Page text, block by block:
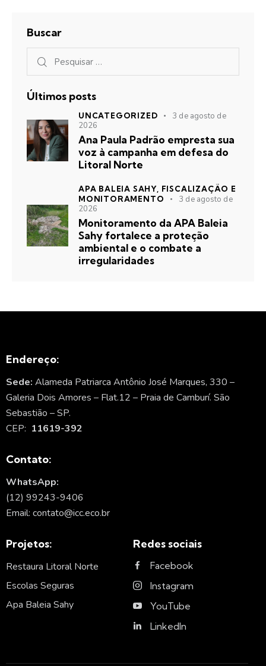
Buscar
Últimos posts
UNCATEGORIZED
3 de agosto de
2026
Ana Paula Padrão empresta sua
voz à campanha em defesa do
Litoral Norte
APA BALEIA SAHY, FISCALIZAÇÃO E
MONITORAMENTO
3 de agosto de
2026
Monitoramento da APA Baleia
Sahy fortalece a proteção
ambiental e o combate a
irregularidades
Endereço:
Sede: Alameda Patriarca Antônio José Marques, 330 –
Galeria Dois Amores – Flat.12 – Praia de Camburí. São
Sebastião – SP.
CEP: 11619-392
Contato:
WhatsApp:
(12) 99243-9406
Email: contato@icc.eco.br
Projetos:
Restaura Litoral Norte
Escolas Seguras
Apa Baleia Sahy
Redes sociais
Facebook
Instagram
YouTube
LinkedIn